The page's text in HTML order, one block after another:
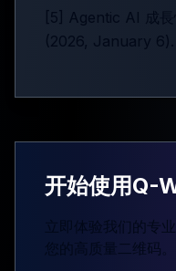
[5] Agentic AI 成長
(2026, January 6).
开始使用Q-
立即体验我们的专
您的高质量二维码。